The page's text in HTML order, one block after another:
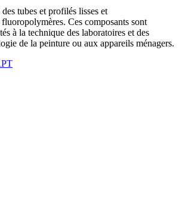
tubes et profilés lisses et
Ces composants sont
à la technique des laboratoires et des
de la peinture ou aux appareils ménagers.